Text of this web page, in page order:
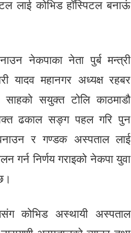
लाई कोभिड हॉस्पिटल बनाऊं
नेकपाका नेता पुर्ब मन्त्री
यादव महानगर अध्यक्ष रहबर
साहको सयुक्त टोलि काठमाडौ
ढकाल सङ्ग पहल गरि पुन
र गण्डक अस्पताल लाई
गर्न निर्णय गराइको नेकपा युवा
कोभिड अस्थायी अस्पताल